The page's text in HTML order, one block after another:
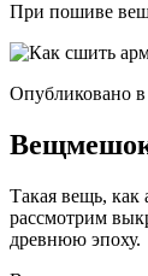
При пошиве
Опубликовано в
Такая вещь, как
рассмотрим
древнюю эпоху.